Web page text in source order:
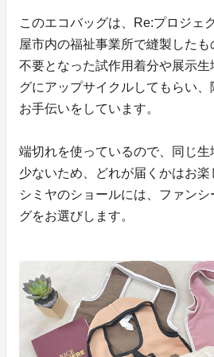
このエコバッグは、Re:プロジェ
屋市内の福祉事業所で縫製した
不要となった試作用着分や展示
グにアップサイクルしてもらい
お手伝いをしています。
端切れを使っているので、同じ
少ないため、どれが届くかはお
シミヤのショールには、ファン
グをお選びします。